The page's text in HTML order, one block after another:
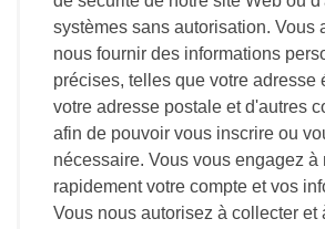
systèmes sans autorisation. Vous
nous fournir des informations
précises, telles que votre adresse
votre adresse postale et d'autres
afin de pouvoir vous inscrire ou
nécessaire. Vous vous engagez à
rapidement votre compte et vos
Vous nous autorisez à collecter et